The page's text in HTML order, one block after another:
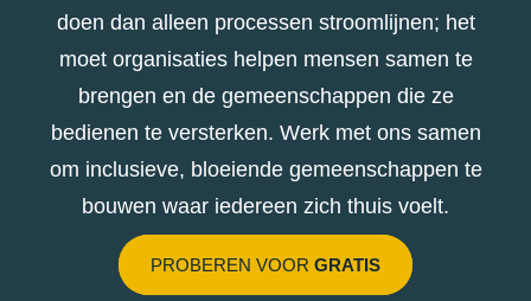
doen dan alleen processen stroomlijnen; het
moet organisaties helpen mensen samen te
brengen en de gemeenschappen die ze
bedienen te versterken. Werk met ons samen
om inclusieve, bloeiende gemeenschappen te
bouwen waar iedereen zich thuis voelt.
PROBEREN VOOR GRATIS